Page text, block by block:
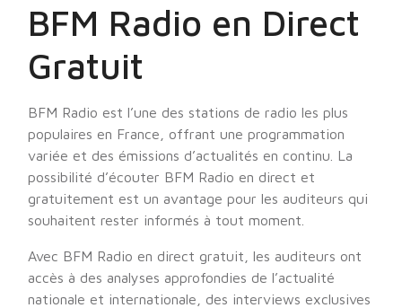
BFM Radio en Direct
Gratuit
BFM Radio est l’une des stations de radio les plus
populaires en France, offrant une programmation
variée et des émissions d’actualités en continu. La
possibilité d’écouter BFM Radio en direct et
gratuitement est un avantage pour les auditeurs qui
souhaitent rester informés à tout moment.
Avec BFM Radio en direct gratuit, les auditeurs ont
accès à des analyses approfondies de l’actualité
nationale et internationale, des interviews exclusives